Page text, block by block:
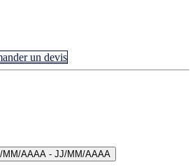
un devis
MM/AAAA - JJ/MM/AAAA